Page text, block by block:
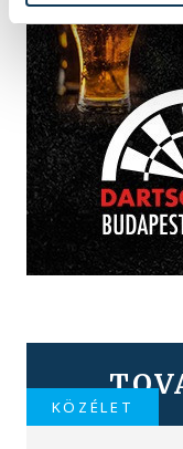
KÖZÉLET